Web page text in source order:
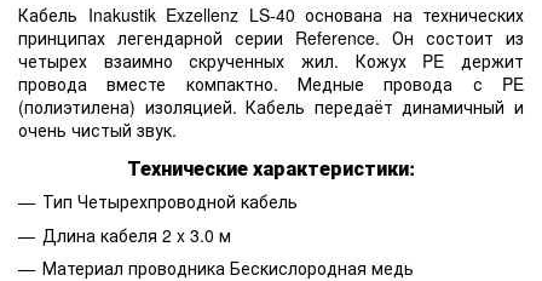
Кабель Inakustik Exzellenz LS-40 основана на технических
принципах легендарной серии Reference. Он состоит из
четырех взаимно скрученных жил. Кожух PE держит
провода вместе компактно. Медные провода с PE
(полиэтилена) изоляцией. Кабель передаёт динамичный и
очень чистый звук.
Технические характеристики:
Тип Четырехпроводной кабель
Длина кабеля 2 x 3.0 м
Материал проводника Бескислородная медь